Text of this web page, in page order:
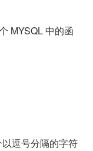
MYSQL 中的函
逗号分隔的字符